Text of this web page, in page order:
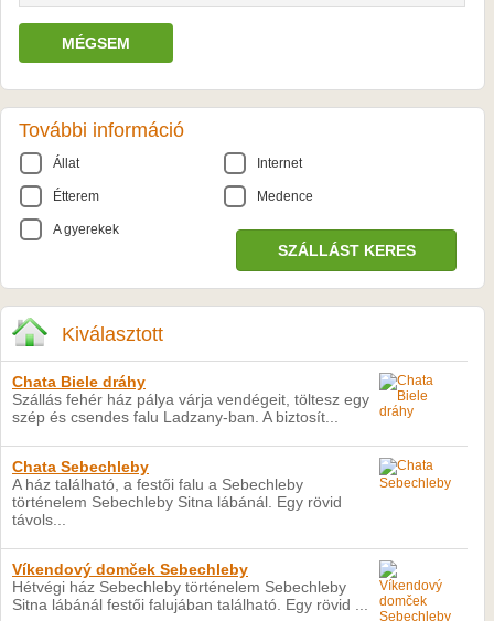
MÉGSEM
További információ
Állat Internet
Étterem Medence
A gyerekek
Kiválasztott
Chata Biele dráhy
Szállás fehér ház pálya várja vendégeit, töltesz egy
szép és csendes falu Ladzany-ban. A biztosít...
Chata Sebechleby
A ház található, a festői falu a Sebechleby
történelem Sebechleby Sitna lábánál. Egy rövid
távols...
Víkendový domček Sebechleby
Hétvégi ház Sebechleby történelem Sebechleby
Sitna lábánál festői falujában található. Egy rövid ...